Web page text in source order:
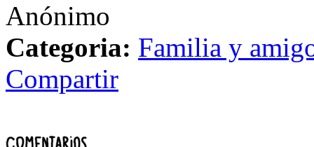
Anónimo
Categoria: Familia y
Compartir